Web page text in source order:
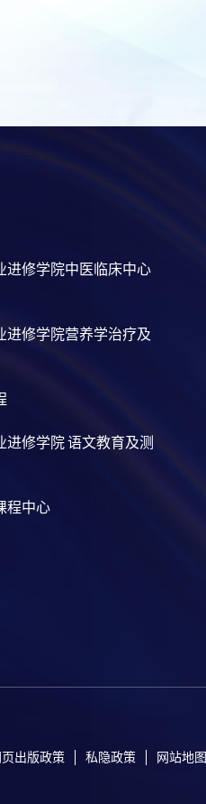
进修学院中医临床中心
进修学院营养学治疗及
进修学院 语文教育及测
程中心
页出版政策 私隐政策 网站地图